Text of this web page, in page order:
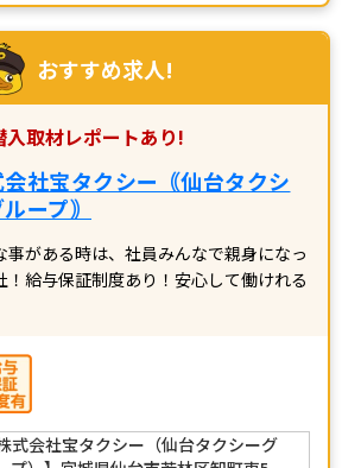
おすすめ求人!
入取材レポートあり!
社宝タクシー｟仙台タクシ
ープ｠
がある時は、社員みんなで親身になっ
！給与保証制度あり！安心して働けれる
株式会社宝タクシー（仙台タクシーグ